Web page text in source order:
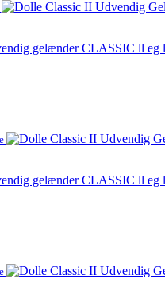
gelænder CLASSIC ll eg
gelænder CLASSIC ll eg